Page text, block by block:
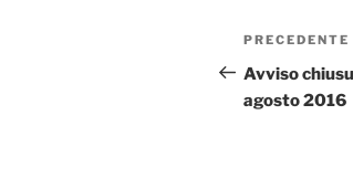
articoli
Articolo
precedente:
PRECEDENTE
Avviso
agosto 2016